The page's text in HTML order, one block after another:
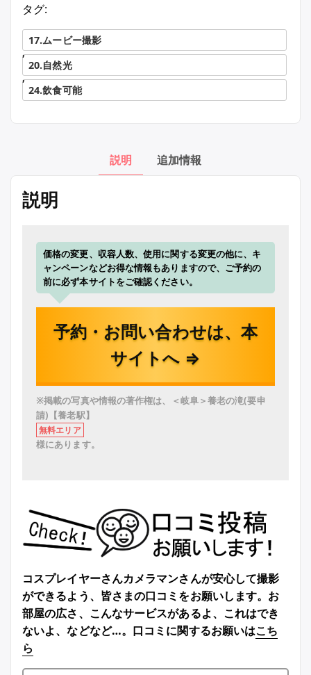
タグ:
17.ムービー撮影
,
20.自然光
,
24.飲食可能
説明 追加情報
説明
価格の変更、収容人数、使用に関する変更の他に、キ
ャンペーンなどお得な情報もありますので、ご予約の
前に必ず本サイトをご確認ください。
予約・お問い合わせは、本
サイトへ ⇒
※掲載の写真や情報の著作権は、＜岐阜＞養老の滝(要申
請)【養老駅】
無料エリア
様にあります。
コスプレイヤーさんカメラマンさんが安心して撮影
ができるよう、皆さまの口コミをお願いします。お
部屋の広さ、こんなサービスがあるよ、これはでき
ないよ、などなど…。口コミに関するお願いはこち
ら